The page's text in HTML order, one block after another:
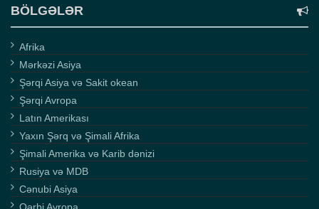
BÖLGƏLƏR
Afrika
Mərkəzi Asiya
Şərqi Asiya və Sakit okean
Şərqi Avropa
Latın Amerikası
Yaxın Şərq və Şimali Afrika
Şimali Amerika və Karib dənizi
Rusiya və MDB
Cənubi Asiya